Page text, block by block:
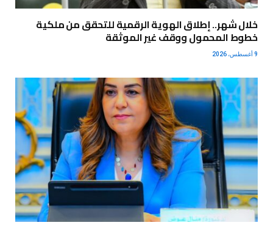
خلال شهر.. إطلاق الهوية الرقمية للتحقق من ملكية
خطوط المحمول ووقف غير الموثقة
9 أغسطس، 2026